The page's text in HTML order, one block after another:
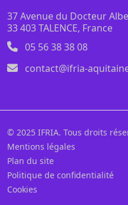
37 Avenue du Docteur
33 403 TALENCE, France
05 56 38 38 08
contact@ifria-
© 2025 IFRIA. Tous droits
Mentions légales
Plan du site
Politique de confidentialité
Cookies